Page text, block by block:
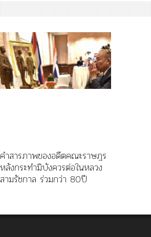
คำสารภาพของอดีตคณะราษฎร
หลังกระทำมิบังควรต่อในหลวง
สามรัชกาล ร่วมกว่า 80ปี